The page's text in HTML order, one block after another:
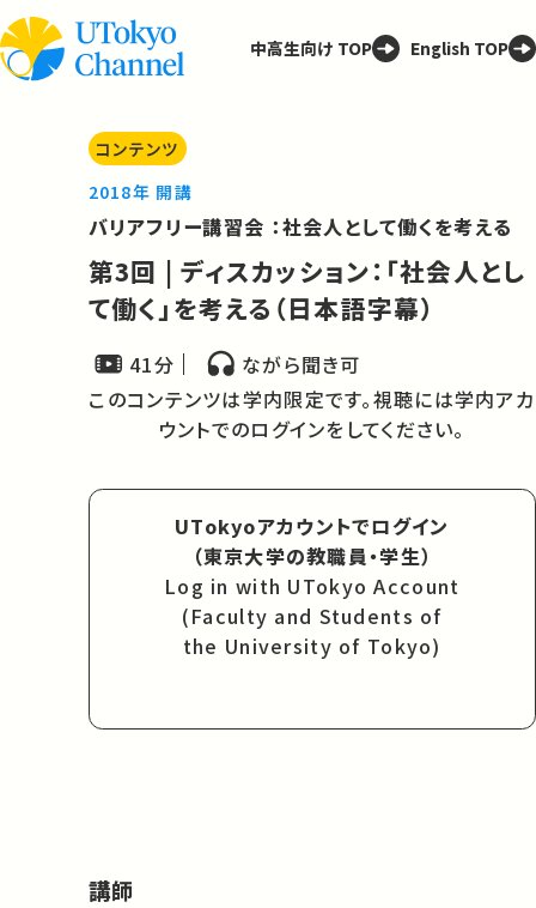
中高生向け TOP English TOP
コンテンツ
2018年 開講
バリアフリー講習会 ：社会人として働くを考える
第3回 | ディスカッション：「社会人とし
て働く」を考える（日本語字幕）
41分
ながら聞き可
このコンテンツは学内限定です。視聴には学内アカ
ウントでのログインをしてください。
UTokyoアカウントでログイン
（東京大学の教職員・学生）
Log in with UTokyo Account
(Faculty and Students of
the University of Tokyo)
講師